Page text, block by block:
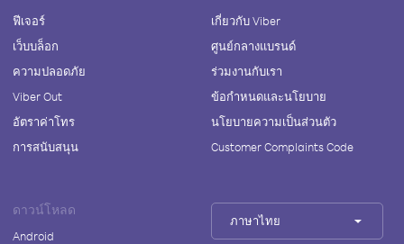
ฟีเจอร์
เว็บบล็อก
ความปลอดภัย
Viber Out
อัตราค่าโทร
การสนับสนุน
เกี่ยวกับ Viber
ศูนย์กลางแบรนด์
ร่วมงานกับเรา
ข้อกำหนดและนโยบาย
นโยบายความเป็นส่วนตัว
Customer Complaints Code
ดาวน์โหลด
Android
ภาษาไทย